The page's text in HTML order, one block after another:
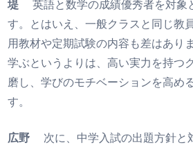
堤
英語と数学の成績優秀者を対象
す。とはいえ、一般クラスと同じ教
用教材や定期試験の内容も差はあり
学ぶというよりは、高い実力を持つ
磨し、学びのモチベーションを高め
す。
広野
次に、中学入試の出題方針と